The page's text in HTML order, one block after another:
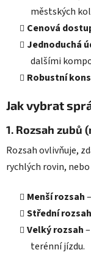
městských
Cenová
Jednoduchá
dalšími
Robustní
Jak vybrat
1. Rozsah zubů
Rozsah ovlivňuje,
rychlých rovin,
Menší rozsah
Střední rozsah
Velký rozsah
terénní jízdu.